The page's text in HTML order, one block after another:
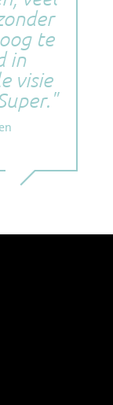
te
in
visie